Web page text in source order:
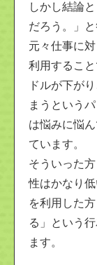
しかし結論
だろう。」と
元々仕事に
利用するこ
ドルが下が
まうという
は悩みに悩
ています。
そういった
性はかなり
を利用した
る」という
ます。